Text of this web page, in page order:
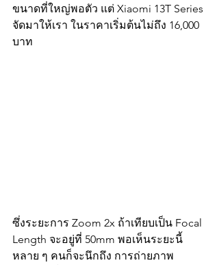
ขนาดที่ใหญ่พอตัว แต่ Xiaomi 13T Series
จัดมาให้เรา ในราคาเริ่มต้นไม่ถึง 16,000
บาท
ซึ่งระยะการ Zoom 2x ถ้าเทียบเป็น Focal
Length จะอยู่ที่ 50mm พอเห็นระยะนี้
หลาย ๆ คนก็จะนึกถึง การถ่ายภาพ